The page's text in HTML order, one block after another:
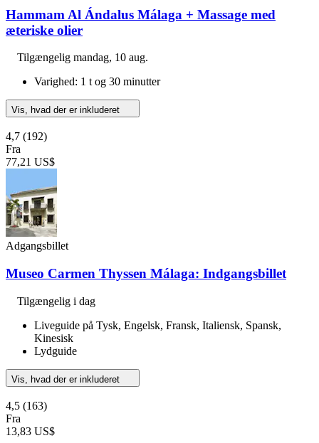
Hammam Al Ándalus Málaga + Massage med
æteriske olier
Tilgængelig mandag, 10 aug.
Varighed: 1 t og 30 minutter
Vis, hvad der er inkluderet
4,7 (192)
Fra
77,21 US$
Adgangsbillet
Museo Carmen Thyssen Málaga: Indgangsbillet
Tilgængelig i dag
Liveguide på Tysk, Engelsk, Fransk, Italiensk, Spansk,
Kinesisk
Lydguide
Vis, hvad der er inkluderet
4,5 (163)
Fra
13,83 US$